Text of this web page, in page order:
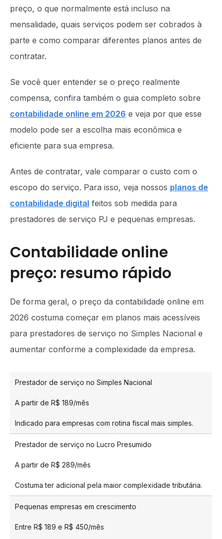
preço, o que normalmente está incluso na
mensalidade, quais serviços podem ser cobrados à
parte e como comparar diferentes planos antes de
contratar.
Se você quer entender se o preço realmente
compensa, confira também o guia completo sobre
contabilidade online em 2026 e veja por que esse
modelo pode ser a escolha mais econômica e
eficiente para sua empresa.
Antes de contratar, vale comparar o custo com o
escopo do serviço. Para isso, veja nossos planos de
contabilidade digital feitos sob medida para
prestadores de serviço PJ e pequenas empresas.
Contabilidade online
preço: resumo rápido
De forma geral, o preço da contabilidade online em
2026 costuma começar em planos mais acessíveis
para prestadores de serviço no Simples Nacional e
aumentar conforme a complexidade da empresa.
Prestador de serviço no Simples Nacional
A partir de R$ 189/mês
Indicado para empresas com rotina fiscal mais simples.
Prestador de serviço no Lucro Presumido
A partir de R$ 289/mês
Costuma ter adicional pela maior complexidade tributária.
Pequenas empresas em crescimento
Entre R$ 189 e R$ 450/mês